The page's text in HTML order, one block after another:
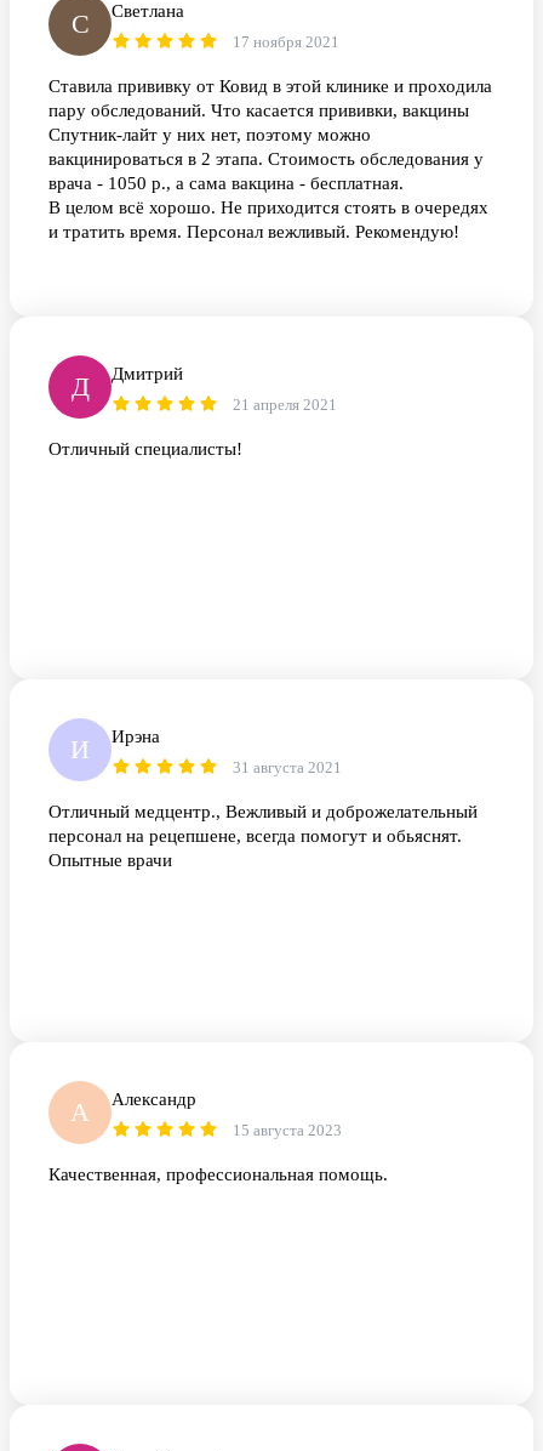
С Светлана
17 ноября 2021
Ставила прививку от Ковид в этой клинике и проходила
пару обследований. Что касается прививки, вакцины
Спутник-лайт у них нет, поэтому можно
вакцинироваться в 2 этапа. Стоимость обследования у
врача - 1050 р., а сама вакцина - бесплатная.
В целом всё хорошо. Не приходится стоять в очередях
и тратить время. Персонал вежливый. Рекомендую!
Д Дмитрий
21 апреля 2021
Отличный специалисты!
И Ирэна
31 августа 2021
Отличный медцентр., Вежливый и доброжелательный
персонал на рецепшене, всегда помогут и обьяснят.
Опытные врачи
А Александр
15 августа 2023
Качественная, профессиональная помощь.